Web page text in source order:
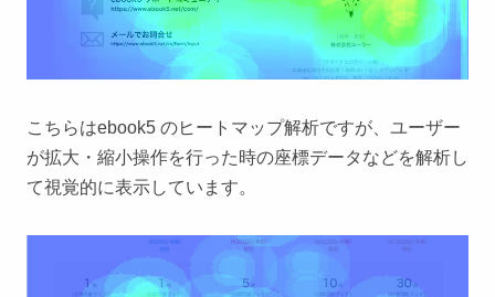
こちらはebook5 のヒートマップ解析ですが、ユーザー
が拡大・縮小操作を行った時の座標データなどを解析し
て視覚的に表示しています。